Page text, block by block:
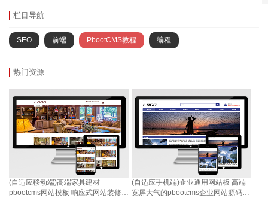
栏目导航
SEO 前端 PbootCMS教程 编程
热门资源
(自适应移动端)高端家具建材
pbootcms网站模板 响应式网站装修全
(自适应手机端)企业通用网站板 高端
宽屏大气的pbootcms企业网站源码下